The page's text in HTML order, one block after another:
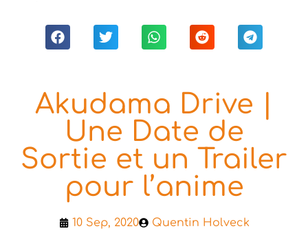
Akudama Drive |
Une Date de
Sortie et un Trailer
pour l’anime
10 Sep, 2020 Quentin Holveck